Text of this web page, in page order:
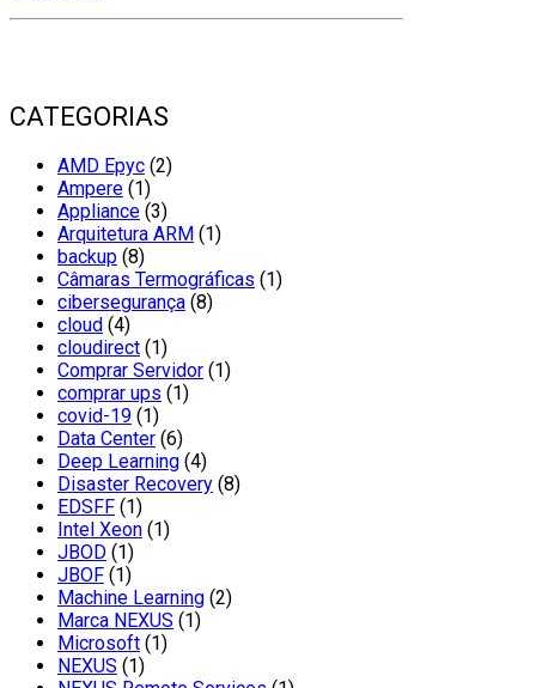
CATEGORIAS
AMD Epyc (2)
Ampere (1)
Appliance (3)
Arquitetura ARM (1)
backup (8)
Câmaras Termográficas (1)
cibersegurança (8)
cloud (4)
cloudirect (1)
Comprar Servidor (1)
comprar ups (1)
covid-19 (1)
Data Center (6)
Deep Learning (4)
Disaster Recovery (8)
EDSFF (1)
Intel Xeon (1)
JBOD (1)
JBOF (1)
Machine Learning (2)
Marca NEXUS (1)
Microsoft (1)
NEXUS (1)